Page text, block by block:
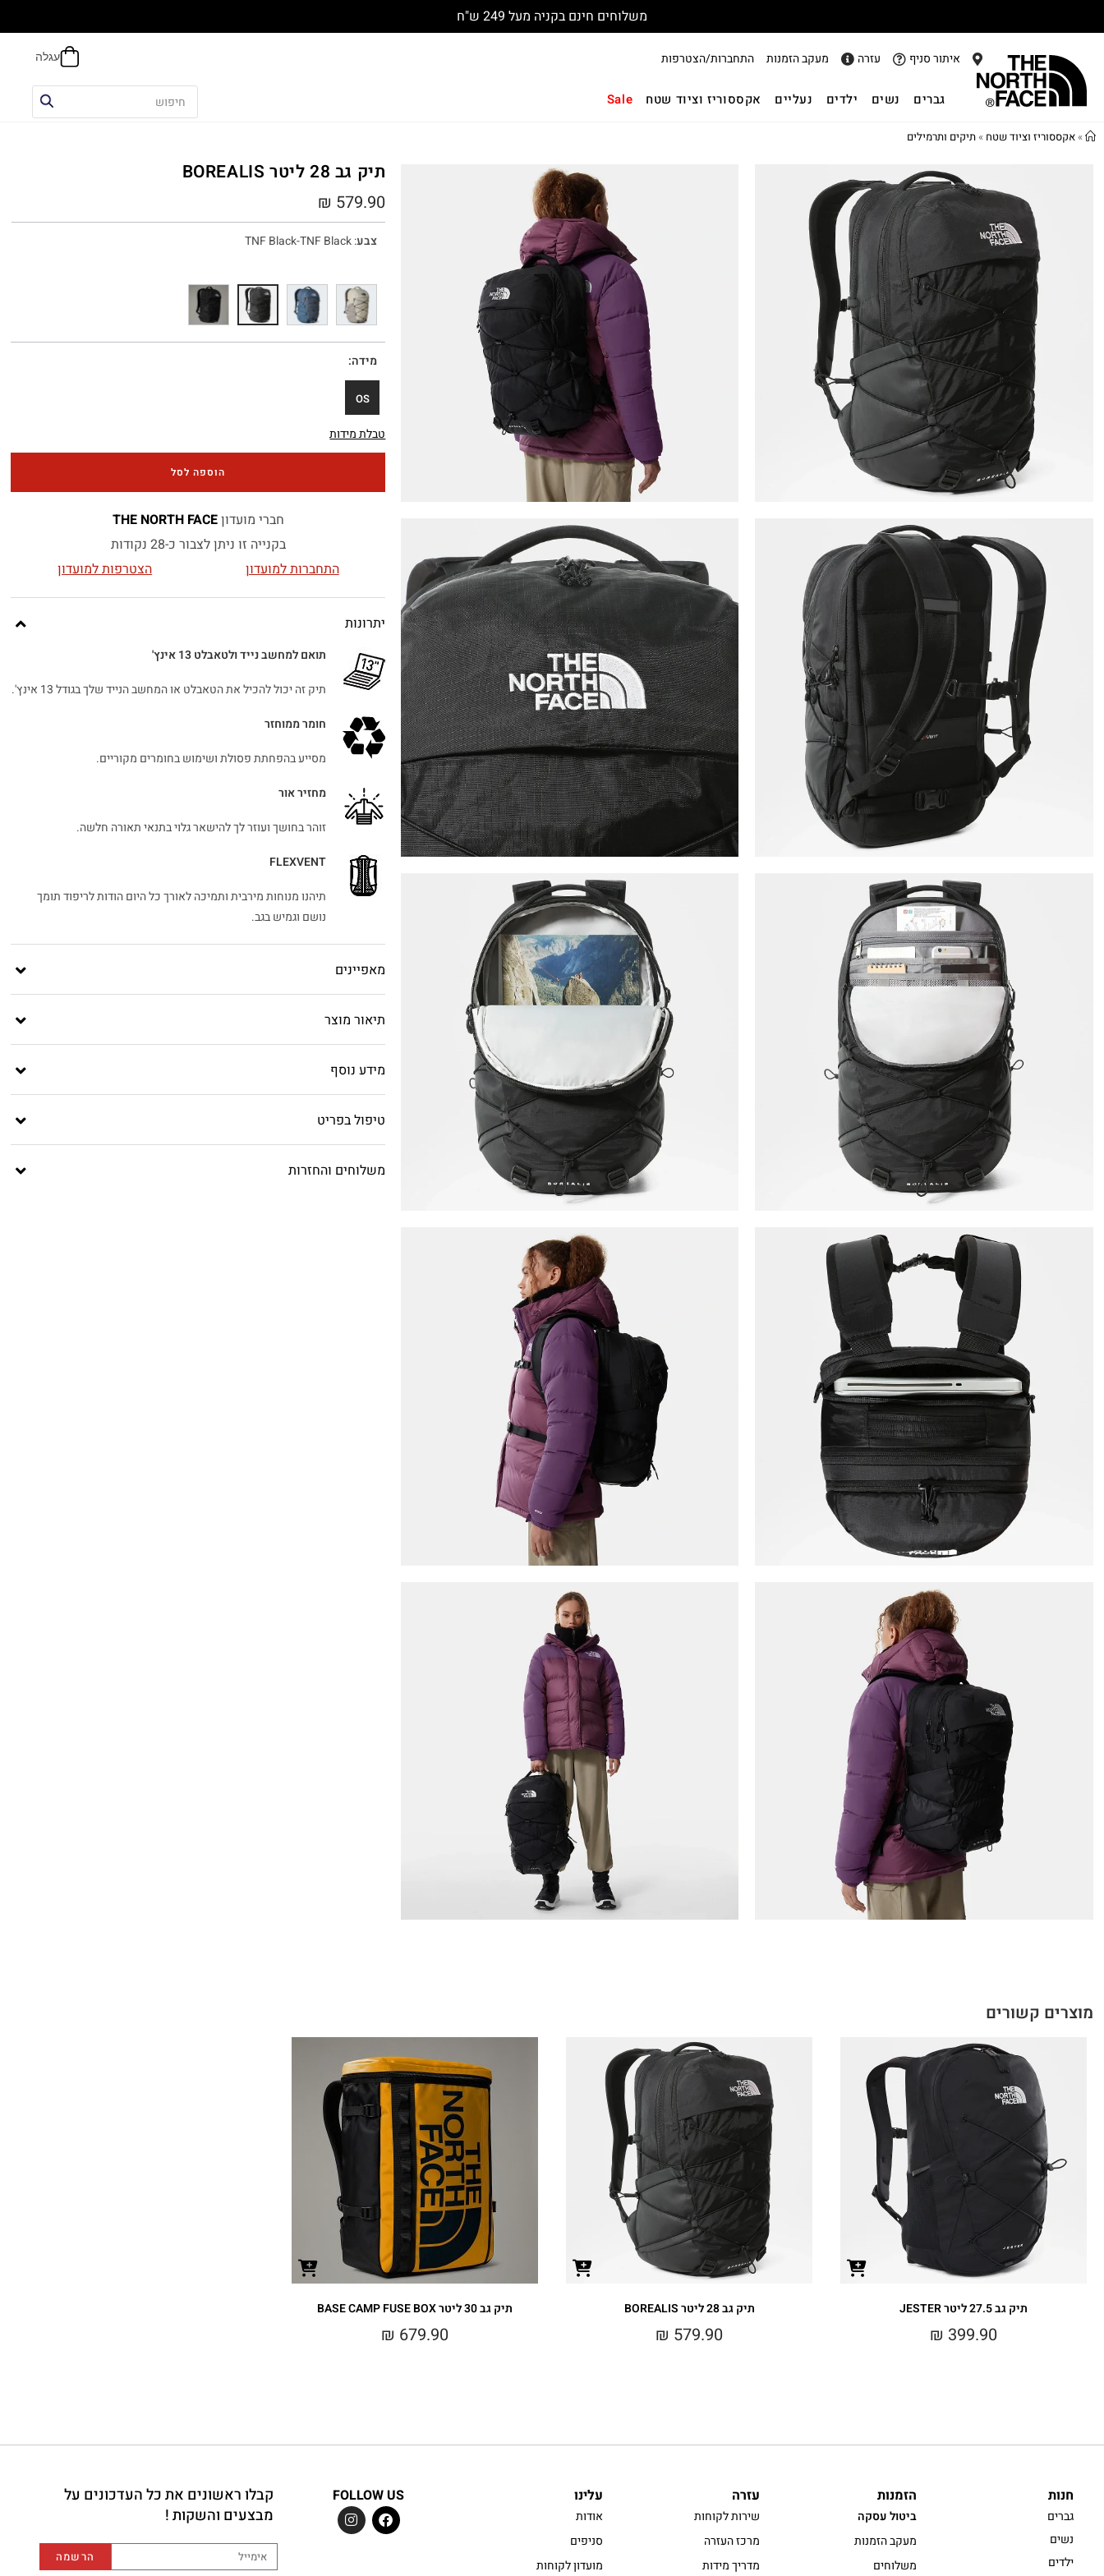
משלוחים חינם בקניה מעל 249 ש"ח
איתור סניף עזרה מעקב הזמנות התחברות/הצטרפות
גברים נשים ילדים נעליים אקססוריז וציוד שטח Sale
»אקססוריז וציוד שטח »תיקים ותרמילים
תיק גב 28 ליטר BOREALIS
₪ 579.90
צבע:
TNF Black-TNF Black
מידה
OS
טבלת מידות
הוספה לסל
חברי מועדוןTHE NORTH FACE
בקנייה זו ניתן לצבור כ-28 נקודות
התחברות למועדון
הצטרפות למועדון
יתרונות
תואם למחשב נייד ולטאבלט 13 אינץ'
תיק זה יכול להכיל את הטאבלט או המחשב הנייד שלך בגודל 13 אינץ'.
חומר ממוחזר
מסייע בהפחתת פסולת ושימוש בחומרים מקוריים.
מחזיר אור
זוהר בחושך ועוזר לך להישאר גלוי בתנאי תאורה חלשה.
FLEXVENT
תיהנו מנוחות מירבית ותמיכה לאורך כל היום הודות לריפוד תומך
נושם וגמיש בגב.
מאפיינים
תיאור מוצר
מידע נוסף
טיפול בפריט
משלוחים והחזרות
מוצרים קשורים
תיק גב 27.5 ליטר JESTER
₪ 399.90
תיק גב 28 ליטר BOREALIS
₪ 579.90
תיק גב 30 ליטר BASE CAMP FUSE BOX
₪ 679.90
חנות
גברים
נשים
ילדים
הזמנות
ביטול עסקה
מעקב הזמנות
משלוחים
עזרה
שירות לקוחות
מרכז העזרה
מדריך מידות
עלינו
אודות
סניפים
מועדון לקוחות
FOLLOW US
קבלו ראשונים את כל העדכונים על
מבצעים והשקות !
הרשמה